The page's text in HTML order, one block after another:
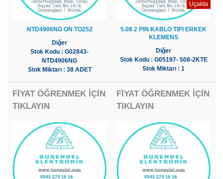
NTD4906NG ON TO252
Diğer
Stok Kodu : G02843-
NTD4906NG
Stok Miktarı : 38 ADET
FİYAT ÖĞRENMEK İÇİN
TIKLAYIN
Uçakta
5.08 2 PIN KABLO TIPI ERKEK
KLEMENS
Diğer
Stok Kodu : G05197- 508-2KTE
Stok Miktarı : 1
FİYAT ÖĞRENMEK İÇİN
TIKLAYIN